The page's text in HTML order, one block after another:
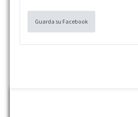
Guarda su Facebook